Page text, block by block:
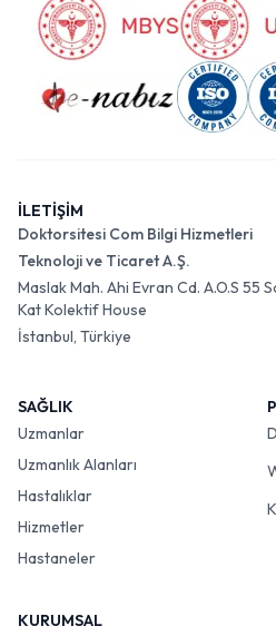
İLETİŞİM
Doktorsitesi Com Bilgi Hizmetleri
Teknoloji ve Ticaret A.Ş.
Maslak Mah. Ahi Evran Cd. A.O.S 55
Kat Kolektif House
İstanbul, Türkiye
SAĞLIK
Uzmanlar
Uzmanlık Alanları
Hastalıklar
Hizmetler
Hastaneler
KURUMSAL